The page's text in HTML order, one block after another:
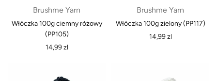
Brushme Yarn
Włóczka 100g ciemny różowy
(PP105)
Normalna
14,99 zl
Brushme Yarn
Włóczka 100g zielony (PP117)
Normalna
14,99 zl